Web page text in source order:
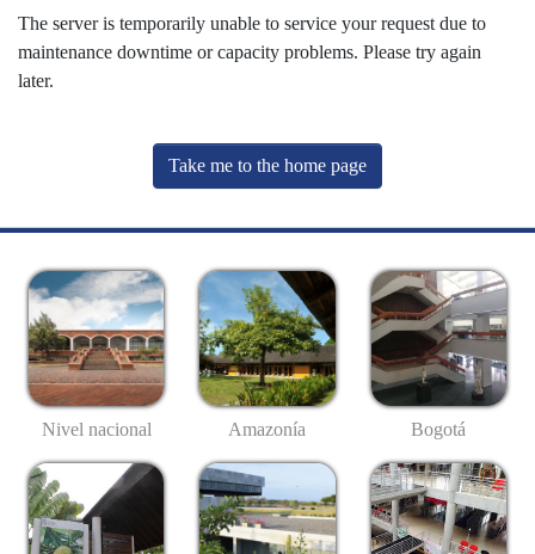
The server is temporarily unable to service your request due to
maintenance downtime or capacity problems. Please try again
later.
Take me to the home page
Nivel nacional Amazonía Bogotá